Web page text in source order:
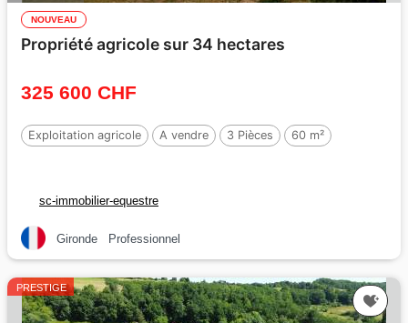
NOUVEAU
Propriété agricole sur 34 hectares
325 600 CHF
Exploitation agricole A vendre 3 Pièces 60 m²
sc-immobilier-equestre
Gironde Professionnel
PRESTIGE